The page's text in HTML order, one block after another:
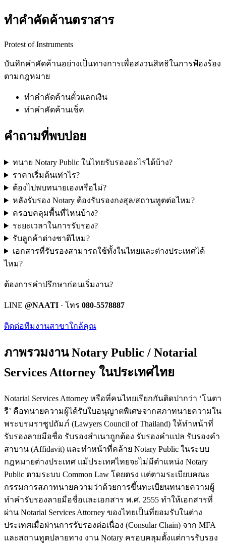
ทำคำคัดค้านตราสาร
Protest of Instruments
บันทึกคำคัดค้านอย่างเป็นทางการเพื่อสงวนสิทธิในการฟ้องร้อง
ตามกฎหมาย
ทำคำคัดค้านตั๋วแลกเงิน
ทำคำคัดค้านเช็ค
คำถามที่พบบ่อย
ทนาย Notary Public ในไทยรับรองอะไรได้บ้าง?
ราคาเริ่มต้นเท่าไร?
ต้องไปพบทนายเองหรือไม่?
หลังรับรอง Notary ต้องรับรองกงสุล/สถานทูตต่อไหม?
ครอบคลุมพื้นที่ไหนบ้าง?
ระยะเวลาในการรับรอง?
รับลูกค้าต่างชาติไหม?
เอกสารที่รับรองสามารถใช้ทั้งในไทยและต่างประเทศได้
ไหม?
ต้องการคำปรึกษาก่อนเริ่มงาน?
LINE @NAATI · โทร 080-5578887
ติดต่อทีมงานสาขาใกล้คุณ
ภาพรวมงาน Notary Public / Notarial
Services Attorney ในประเทศไทย
Notarial Services Attorney หรือที่คนไทยเรียกกันติดปากว่า ‘โนตา
รี’ คือทนายความผู้ได้รับใบอนุญาตพิเศษจากสภาทนายความใน
พระบรมราชูปถัมภ์ (Lawyers Council of Thailand) ให้ทำหน้าที่
รับรองลายมือชื่อ รับรองสำเนาถูกต้อง รับรองคำแปล รับรองคำ
สาบาน (Affidavit) และทำหน้าที่คล้าย Notary Public ในระบบ
กฎหมายต่างประเทศ แม้ประเทศไทยจะไม่มีตำแหน่ง Notary
Public ตามระบบ Common Law โดยตรง แต่ตามระเบียบคณะ
กรรมการสภาทนายความว่าด้วยการขึ้นทะเบียนทนายความผู้
ทำคำรับรองลายมือชื่อและเอกสาร พ.ศ. 2555 ทำให้เอกสารที่
ผ่าน Notarial Services Attorney ของไทยเป็นที่ยอมรับในต่าง
ประเทศเมื่อผ่านการรับรองต่อเนื่อง (Consular Chain) จาก MFA
และสถานทูตปลายทาง งาน Notary ครอบคลุมตั้งแต่การรับรอง